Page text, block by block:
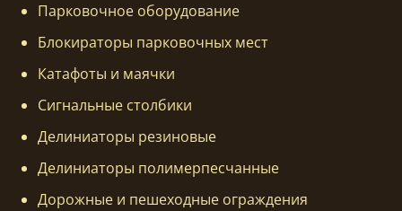
Парковочное оборудование
Блокираторы парковочных мест
Катафоты и маячки
Сигнальные столбики
Делиниаторы резиновые
Делиниаторы полимерпесчанные
Дорожные и пешеходные ограждения